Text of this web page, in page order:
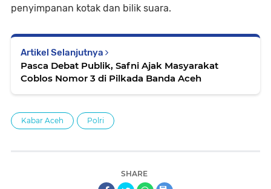
penyimpanan kotak dan bilik suara.
Artikel Selanjutnya
Pasca Debat Publik, Safni Ajak Masyarakat
Coblos Nomor 3 di Pilkada Banda Aceh
Kabar Aceh Polri
SHARE